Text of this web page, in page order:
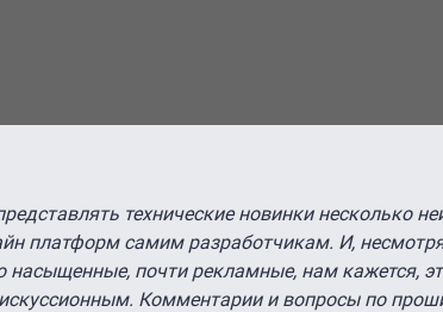
технические новинки несколько
платформ самим разработчикам. И,
насыщенные, почти рекламные, нам кажется,
Комментарии и вопросы по